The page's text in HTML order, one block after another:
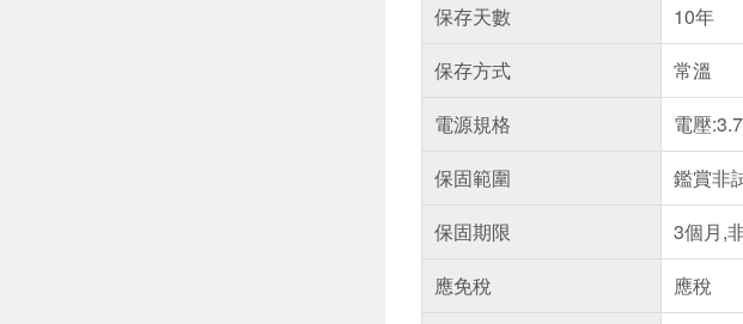
保存天數
10年
保存方式
常溫
電源規格
電壓
保固範圍
鑑賞非
保固期限
3個月,
應免稅
應稅